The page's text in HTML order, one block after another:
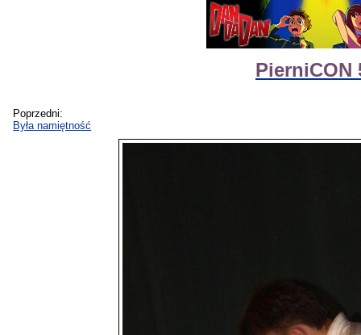
PierniCON
Poprzedni:
Była namiętność